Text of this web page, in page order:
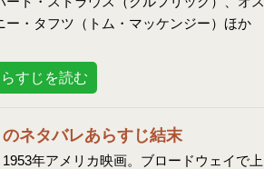
・タフツ（トム・マッケンジー）ほか
すじを読む
のネタバレあらすじ結末
年アメリカ映画。ブロードウェイで上